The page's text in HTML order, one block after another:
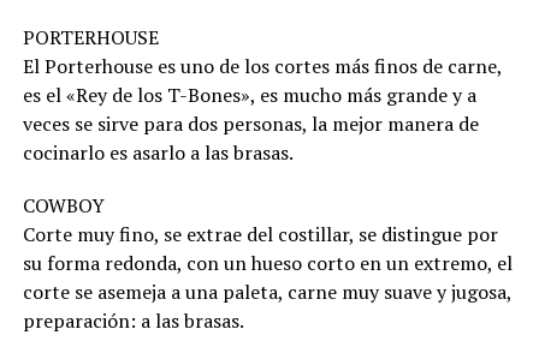
PORTERHOUSE
El Porterhouse es uno de los cortes más finos de carne,
es el «Rey de los T-Bones», es mucho más grande y a
veces se sirve para dos personas, la mejor manera de
cocinarlo es asarlo a las brasas.
COWBOY
Corte muy fino, se extrae del costillar, se distingue por
su forma redonda, con un hueso corto en un extremo, el
corte se asemeja a una paleta, carne muy suave y jugosa,
preparación: a las brasas.